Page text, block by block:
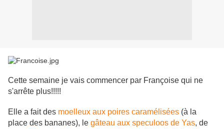
Cette semaine je vais commencer par Françoise qui ne
s'arrête plus!!!!!
Elle a fait des moelleux aux poires caramélisées (à la
place des bananes), le gâteau aux speculoos de Yas, de